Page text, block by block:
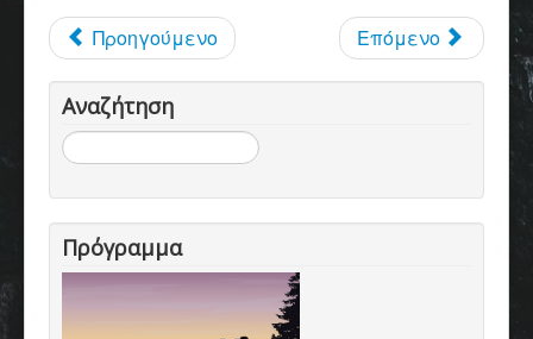
Προηγούμενο Επόμενο
Αναζήτηση
Αναζήτηση...
Πρόγραμμα